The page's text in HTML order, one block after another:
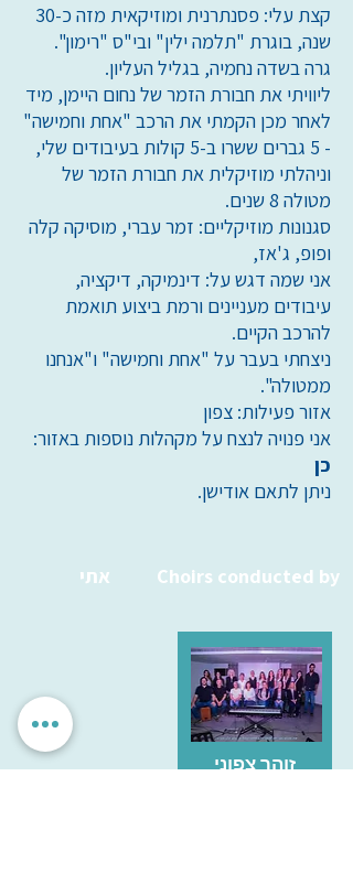
קצת עלי: פסנתרנית ומוזיקאית מזה כ-30
שנה, בוגרת "תלמה ילין" ובי"ס "רימון".
גרה בשדה נחמיה, בגליל העליון.
ליוויתי את חבורת הזמר של נחום היימן, מיד
לאחר מכן הקמתי את הרכב "אחת וחמישה"
- 5 גברים ששרו ב-5 קולות בעיבודים שלי,
וניהלתי מוזיקלית את חבורת הזמר של
מטולה 8 שנים.
סגנונות מוזיקליים: זמר עברי, מוסיקה קלה
ופופ, ג'אז,
אני שמה דגש על: דינמיקה, דיקציה,
עיבודים מעניינים ורמת ביצוע תואמת
להרכב הקיים.
ניצחתי בעבר על "אחת וחמישה" ו"אנחנו
ממטולה".
אזור פעילות: צפון
אני פנויה לנצח על מקהלות נוספות באזור:
כן
ניתן לתאם אודישן.
אתי Choirs conducted by
זוהר צפוני